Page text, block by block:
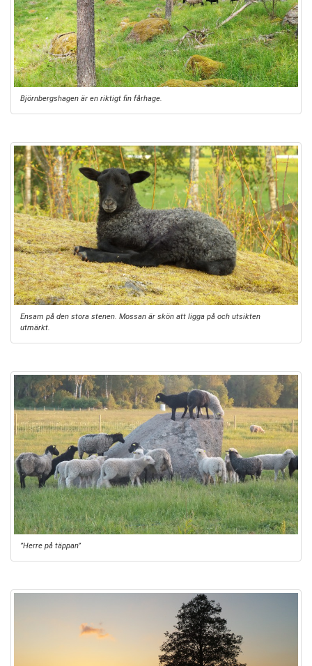
Björnbergshagen är en riktigt fin fårhage.
Ensam på den stora stenen. Mossan är skön att ligga på och utsikten
utmärkt.
”Herre på täppan”